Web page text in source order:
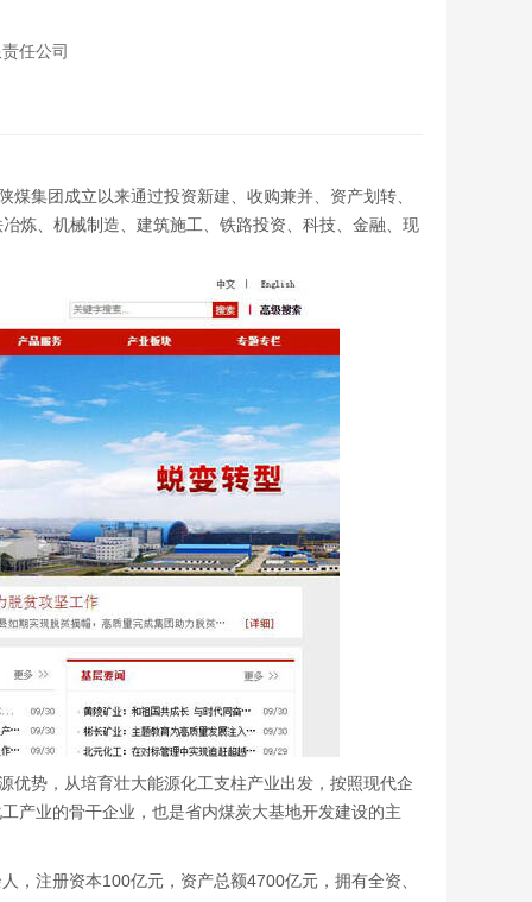
任公司
集团成立以来通过投资新建、收购兼并、资产划转、
炼、机械制造、建筑施工、铁路投资、科技、金融、现
优势，从培育壮大能源化工支柱产业出发，按照现代企
产业的骨干企业，也是省内煤炭大基地开发建设的主
，注册资本100亿元，资产总额4700亿元，拥有全资、